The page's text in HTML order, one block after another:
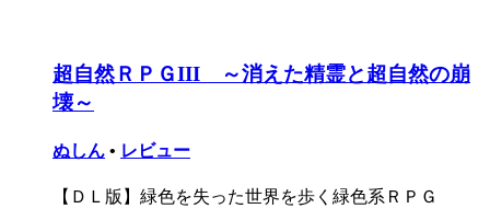
超自然ＲＰＧIII ～消えた精霊と超自然の崩
壊～
ぬしん • レビュー
【ＤＬ版】緑色を失った世界を歩く緑色系ＲＰＧ